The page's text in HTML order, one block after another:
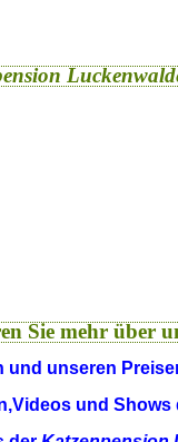
Sie mehr über
und unseren
und Shows